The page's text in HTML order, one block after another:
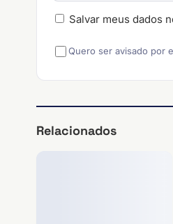
Salvar meus dados
Quero ser avisado por
Relacionados